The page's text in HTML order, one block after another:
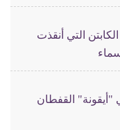
التي أنقذت
القفطان